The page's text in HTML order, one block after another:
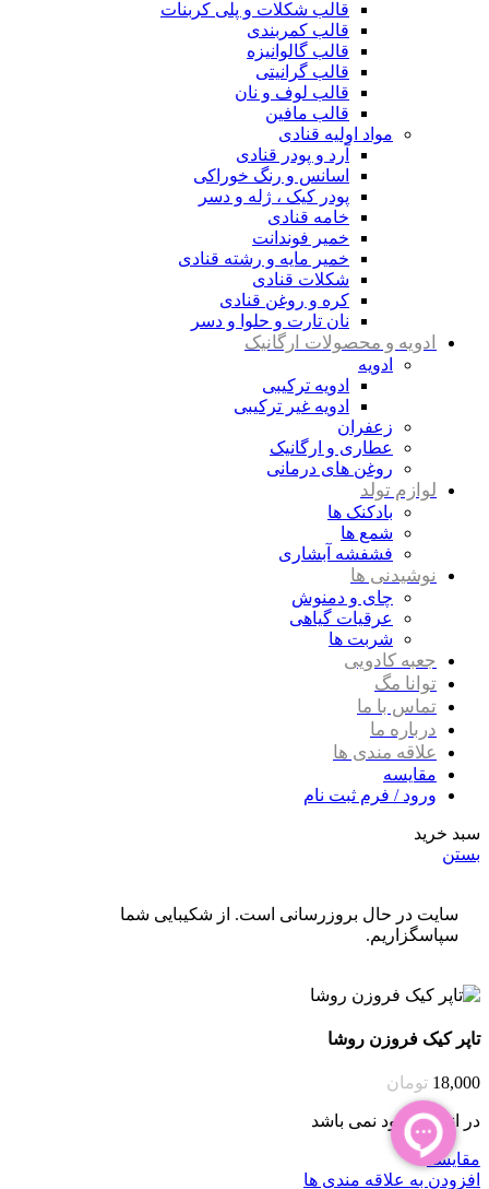
قالب شکلات و پلی کربنات
قالب کمربندی
قالب گالوانیزه
قالب گرانیتی
قالب لوف و نان
قالب مافین
مواد اولیه قنادی
آرد و پودر قنادی
اسانس و رنگ خوراکی
پودر کیک ، ژله و دسر
خامه قنادی
خمیر فوندانت
خمیر مایه و رشته قنادی
شکلات قنادی
کره و روغن قنادی
نان تارت و حلوا و دسر
ادویه و محصولات ارگانیک
ادویه
ادویه ترکیبی
ادویه غیر ترکیبی
زعفران
عطاری و ارگانیک
روغن های درمانی
لوازم تولد
بادکنک ها
شمع ها
فشفشه آبشاری
نوشیدنی ها
چای و دمنوش
عرقیات گیاهی
شربت ها
جعبه کادویی
توانا مگ
تماس با ما
درباره ما
علاقه مندی ها
مقایسه
ورود / فرم ثبت نام
سبد خرید
بستن
سایت در حال بروزرسانی است. از شکیبایی شما
سپاسگزاریم.
تاپر کیک فروزن روشا
18,000 تومان
در انبار موجود نمی باشد
مقایسه
افزودن به علاقه مندی ها